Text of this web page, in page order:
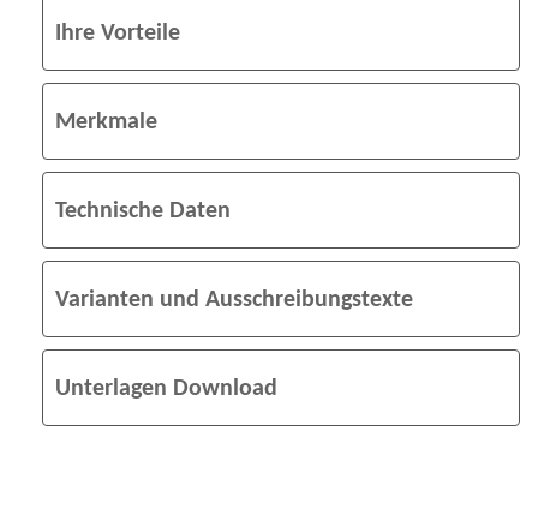
Ihre Vorteile
Merkmale
Technische Daten
Varianten und Ausschreibungstexte
Unterlagen Download